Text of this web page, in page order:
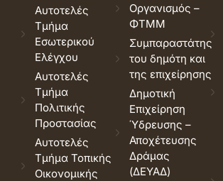
Αυτοτελές
Τμήμα
Εσωτερικού
Ελέγχου
Αυτοτελές
Τμήμα
Πολιτικής
Προστασίας
Αυτοτελές
Τμήμα Τοπικής
Οικονομικής
Οργανισμός –
ΦΤΜΜ
Συμπαραστάτης
του δημότη και
της επιχείρησης
Δημοτική
Επιχείρηση
Ύδρευσης –
Αποχέτευσης
Δράμας
(ΔΕΥΑΔ)